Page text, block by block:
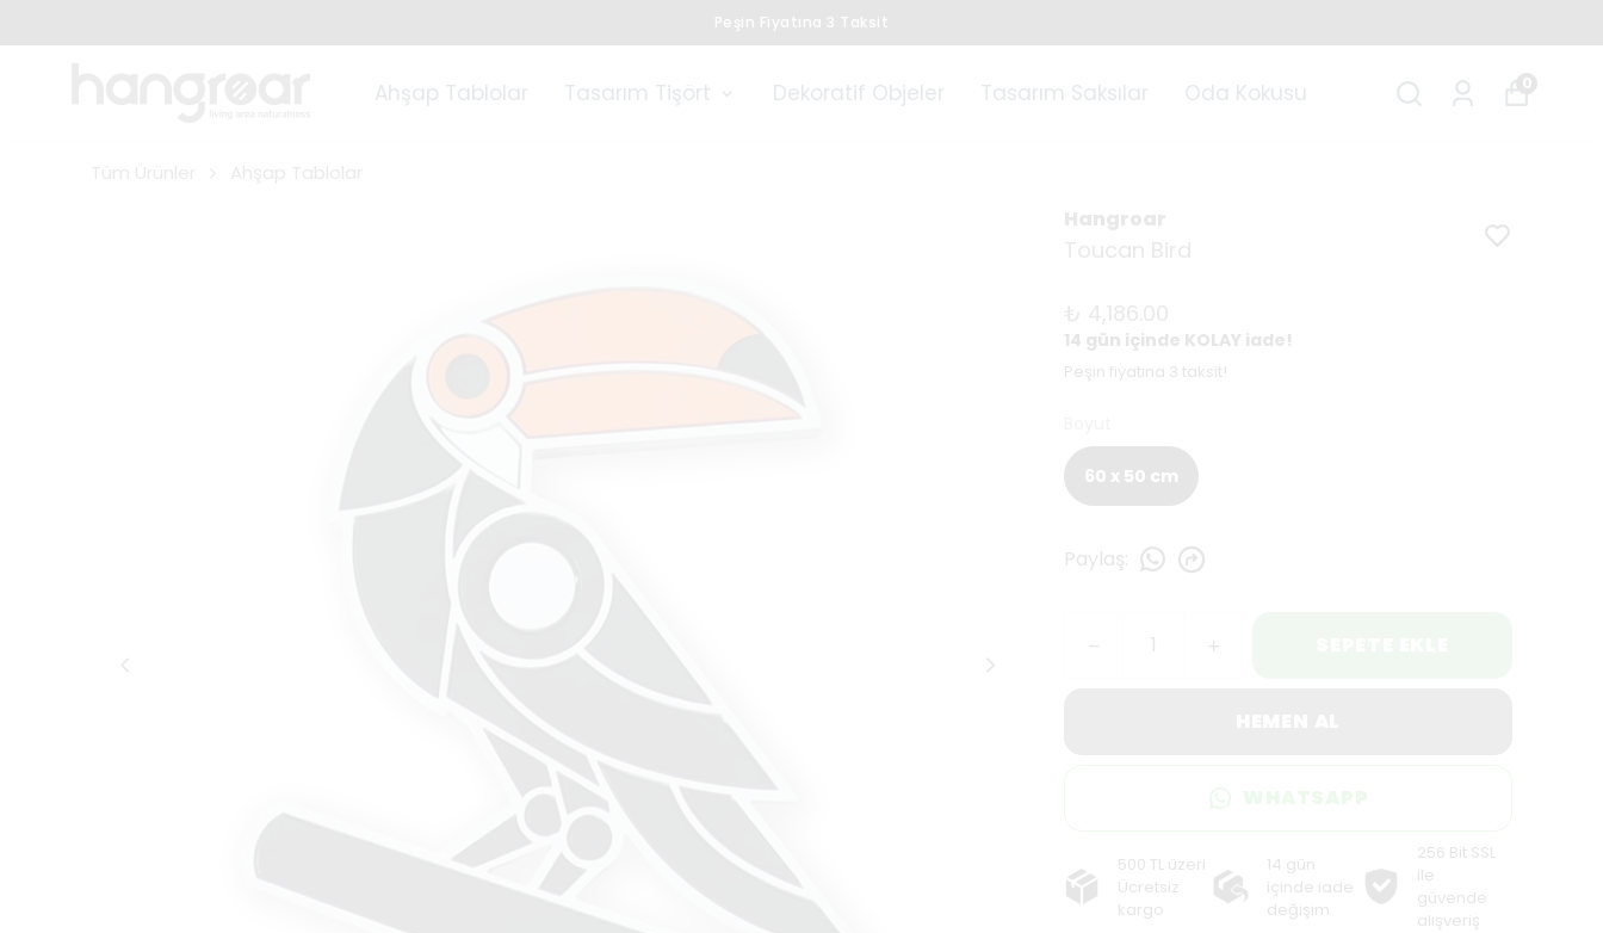
Peşin Fiyatına 3 Taksit
Ahşap Tablolar Tasarım Tişört Dekoratif Objeler Tasarım Saksılar Oda Kokusu 0
14 gün içinde KOLAY iade!
Peşin fiyatına 3 taksit!
60 x 50 cm
Paylaş
500 TL üzeri
Ücretsiz
kargo
14 gün
içinde iade
değişim
256 Bit SSL
ile
güvende
alışveriş